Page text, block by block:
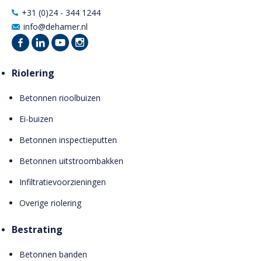
+31 (0)24 - 344 1244
info@dehamer.nl
Riolering
Betonnen rioolbuizen
Ei-buizen
Betonnen inspectieputten
Betonnen uitstroombakken
Infiltratievoorzieningen
Overige riolering
Bestrating
Betonnen banden